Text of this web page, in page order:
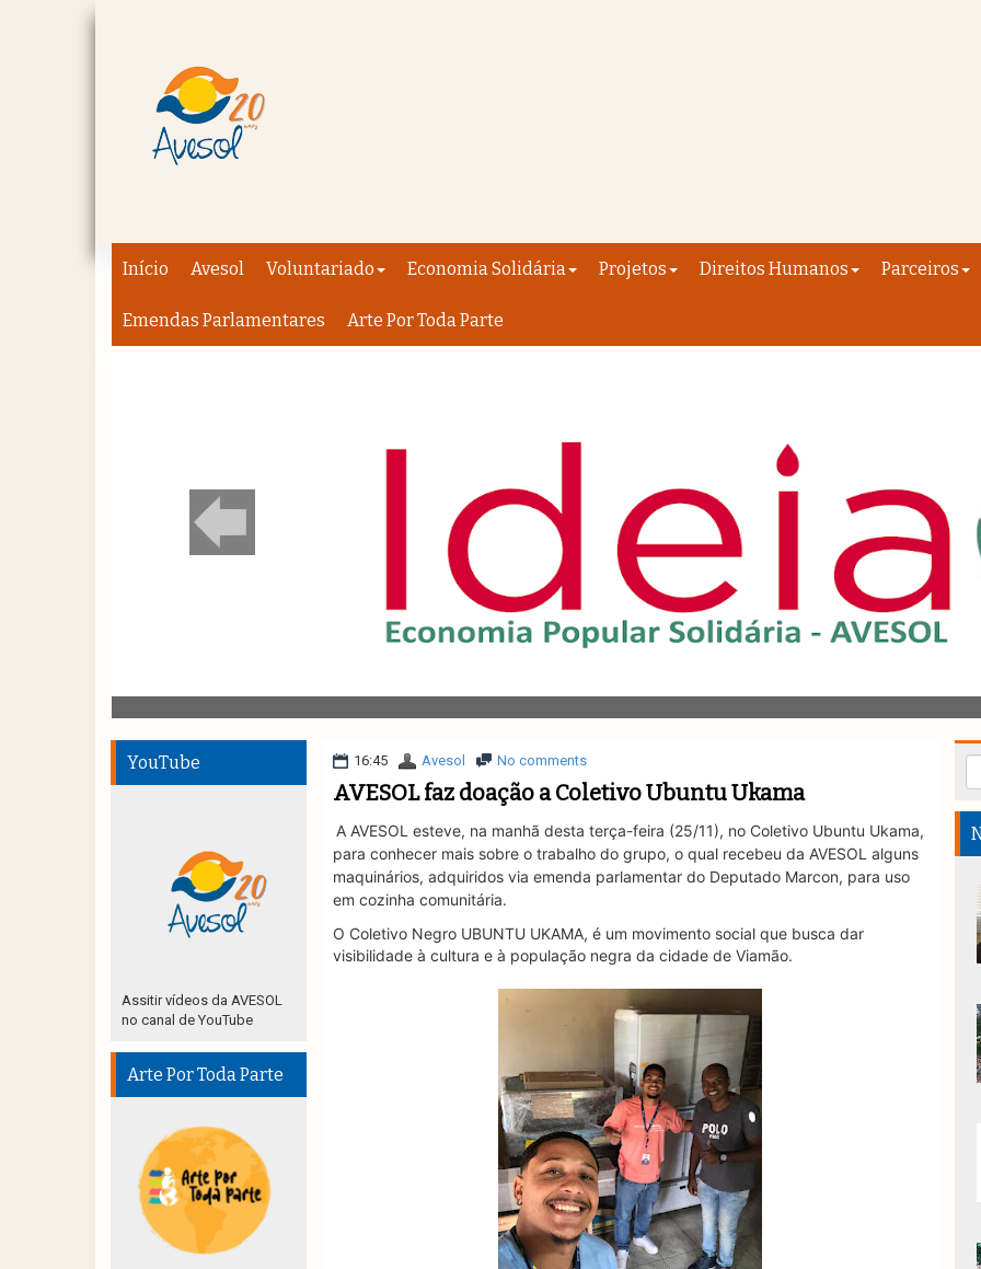
Início Avesol Voluntariado Economia Solidária Projetos Direitos Humanos Parceiros
Emendas Parlamentares Arte Por Toda Parte
16:45 Avesol No comments
AVESOL faz doação a Coletivo Ubuntu Ukama
A AVESOL esteve, na manhã desta terça-feira (25/11), no Coletivo Ubuntu Ukama,
para conhecer mais sobre o trabalho do grupo, o qual recebeu da AVESOL alguns
maquinários, adquiridos via emenda parlamentar do Deputado Marcon, para uso
em cozinha comunitária.
O Coletivo Negro UBUNTU UKAMA, é um movimento social que busca dar
visibilidade à cultura e à população negra da cidade de Viamão.
YouTube
Assitir vídeos da AVESOL
no canal de YouTube
Arte Por Toda Parte